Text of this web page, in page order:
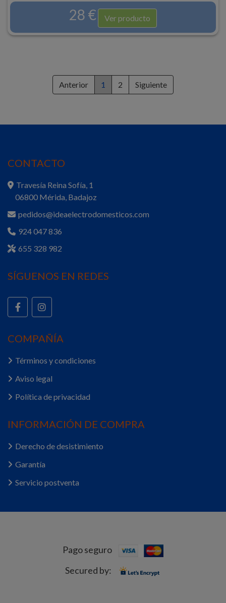
28 € Ver producto
Anterior 1 2 Siguiente
CONTACTO
Travesía Reina Sofía, 1
06800 Mérida, Badajoz
pedidos@ideaelectrodomesticos.com
924 047 836
655 328 982
SÍGUENOS EN REDES
COMPAÑÍA
Términos y condiciones
Aviso legal
Política de privacidad
INFORMACIÓN DE COMPRA
Derecho de desistimiento
Garantía
Servicio postventa
Pago seguro
Secured by: